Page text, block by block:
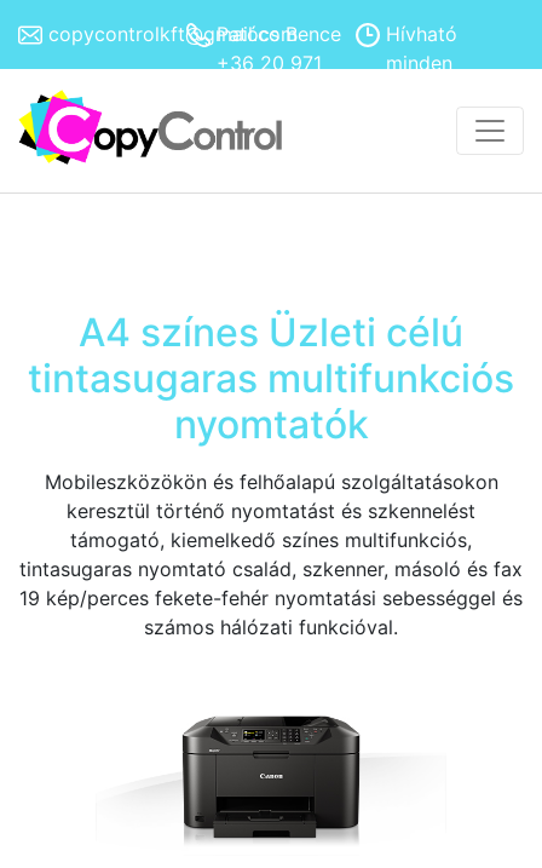
copycontrolkft@gmail.com
Patócs Bence
+36 20 971
Hívható
minden
A4 színes Üzleti célú
tintasugaras multifunkciós
nyomtatók
Mobileszközökön és felhőalapú szolgáltatásokon
keresztül történő nyomtatást és szkennelést
támogató, kiemelkedő színes multifunkciós,
tintasugaras nyomtató család, szkenner, másoló és fax
19 kép/perces fekete-fehér nyomtatási sebességgel és
számos hálózati funkcióval.